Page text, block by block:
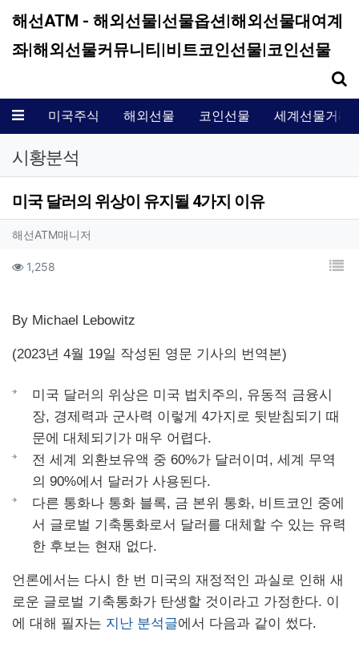
해선ATM - 해외선물|선물옵션|해외선물대여계
좌|해외선물커뮤니티|비트코인선물|코인선물
메뉴 미국주식 해외선물 코인선물 세계선물거래
시황분석
미국 달러의 위상이 유지될 4가지 이유
작성자 정보
해선ATM매니저
컨텐츠 정보
1,258 목
By Michael Lebowitz
(2023년 4월 19일 작성된 영문 기사의 번역본)
미국 달러의 위상은 미국 법치주의, 유동적 금융시
장, 경제력과 군사력 이렇게 4가지로 뒷받침되기 때
문에 대체되기가 매우 어렵다.
전 세계 외환보유액 중 60%가 달러이며, 세계 무역
의 90%에서 달러가 사용된다.
다른 통화나 통화 블록, 금 본위 통화, 비트코인 중에
서 글로벌 기축통화로서 달러를 대체할 수 있는 유력
한 후보는 현재 없다.
언론에서는 다시 한 번 미국의 재정적인 과실로 인해 새
로운 글로벌 기축통화가 탄생할 것이라고 가정한다. 이
에 대해 필자는 지난 분석글에서 다음과 같이 썼다.